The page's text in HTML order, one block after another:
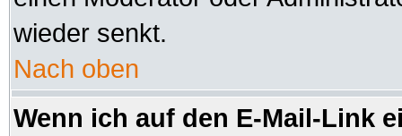
wieder senkt.
Nach oben
Wenn ich auf den E-Mail-Link